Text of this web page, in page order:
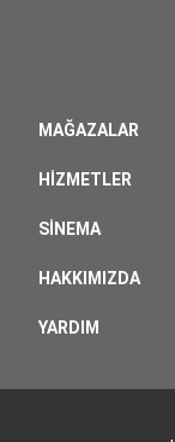
MAĞAZALAR
HIZMETLER
SINEMA
HAKKIMIZDA
YARDIM